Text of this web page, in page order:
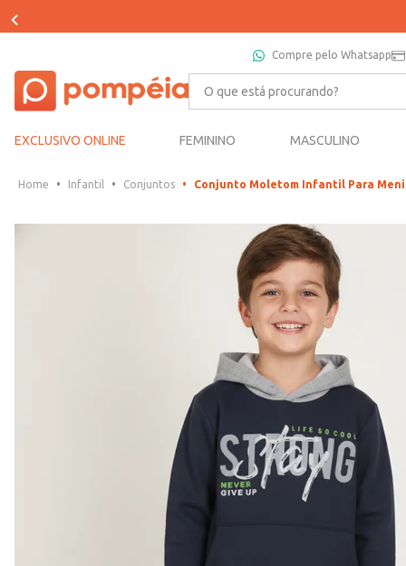
Compre pelo Whatsapp
O que está procurando?
EXCLUSIVO ONLINE FEMININO MASCULINO
Infantil Conjuntos Conjunto Moletom Infantil Para